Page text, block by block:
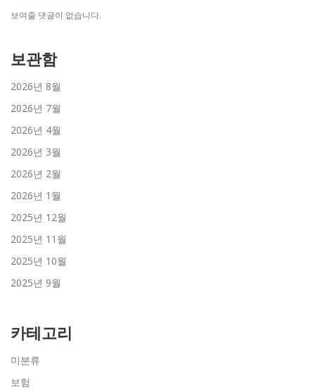
보여줄 댓글이 없습니다.
보관함
2026년 8월
2026년 7월
2026년 4월
2026년 3월
2026년 2월
2026년 1월
2025년 12월
2025년 11월
2025년 10월
2025년 9월
카테고리
미분류
보험